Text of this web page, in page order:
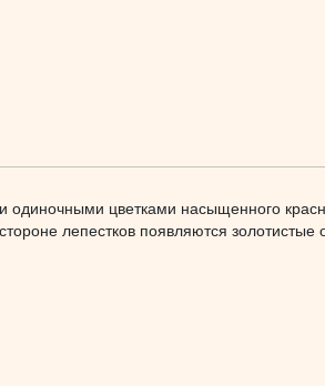
одиночными цветками насыщенного
лепестков появляются